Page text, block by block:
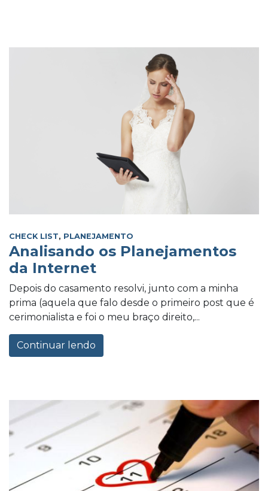
CHECK LIST, PLANEJAMENTO
Analisando os Planejamentos
da Internet
Depois do casamento resolvi, junto com a minha
prima (aquela que falo desde o primeiro post que é
cerimonialista e foi o meu braço direito,...
Continuar lendo